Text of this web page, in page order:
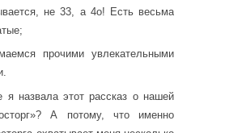
не 33, а 4о! Есть весьма
прочими увлекательными
я назвала этот рассказ о нашей
А потому, что именно